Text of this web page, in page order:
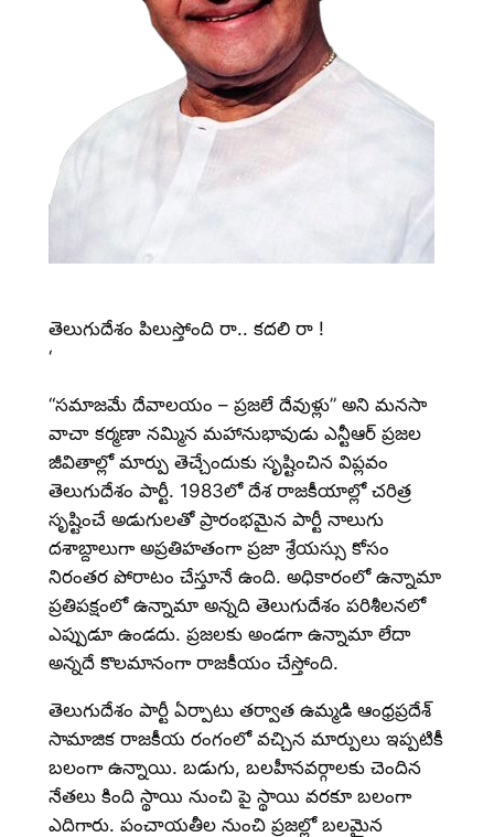
తెలుగుదేశం పిలుస్తోంది రా.. కదలి రా !
‘
“సమాజమే దేవాలయం – ప్రజలే దేవుళ్లు” అని మనసా
వాచా కర్మణా నమ్మిన మహానుభావుడు ఎన్టీఆర్ ప్రజల
జీవితాల్లో మార్పు తెచ్చేందుకు సృష్టించిన విప్లవం
తెలుగుదేశం పార్టీ. 1983లో దేశ రాజకీయాల్లో చరిత్ర
సృష్టించే అడుగులతో ప్రారంభమైన పార్టీ నాలుగు
దశాబ్దాలుగా అప్రతిహతంగా ప్రజా శ్రేయస్సు కోసం
నిరంతర పోరాటం చేస్తూనే ఉంది. అధికారంలో ఉన్నామా
ప్రతిపక్షంలో ఉన్నామా అన్నది తెలుగుదేశం పరిశీలనలో
ఎప్పుడూ ఉండదు. ప్రజలకు అండగా ఉన్నామా లేదా
అన్నదే కొలమానంగా రాజకీయం చేస్తోంది.
తెలుగుదేశం పార్టీ ఏర్పాటు తర్వాత ఉమ్మడి ఆంధ్రప్రదేశ్
సామాజిక రాజకీయ రంగంలో వచ్చిన మార్పులు ఇప్పటికీ
బలంగా ఉన్నాయి. బడుగు, బలహీనవర్గాలకు చెందిన
నేతలు కింది స్థాయి నుంచి పై స్థాయి వరకూ బలంగా
ఎదిగారు. పంచాయతీల నుంచి ప్రజల్లో బలమైన